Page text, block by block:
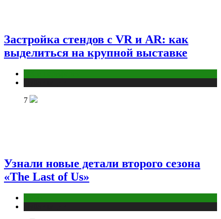
Застройка стендов с VR и AR: как
выделиться на крупной выставке
7
Узнали новые детали второго сезона
«The Last of Us»